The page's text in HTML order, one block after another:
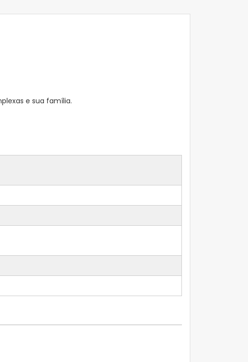
e sua família.